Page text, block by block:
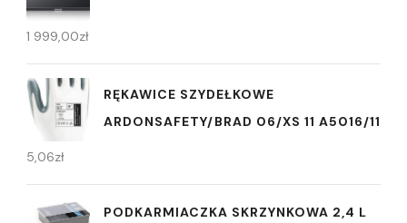
1 999,00zł
RĘKAWICE SZYDEŁKOWE
ARDONSAFETY/BRAD 06/XS 11 A5016/11
5,06zł
PODKARMIACZKA SKRZYNKOWA 2,4 L